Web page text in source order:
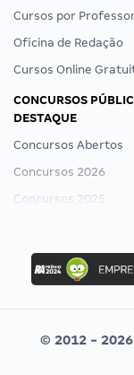
Cursos por
Oficina de Redação
Cursos Online
CONCURSOS
DESTAQUE
Concursos Abertos
Concursos 2026
Concursos 2025
Concurso Ibama
Concurso MPU
Editais publicados
© 2012 -